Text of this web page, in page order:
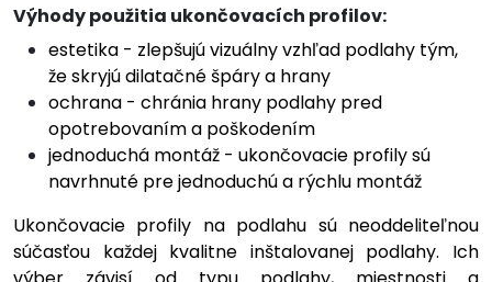
Výhody použitia ukončovacích profilov:
estetika - zlepšujú vizuálny vzhľad podlahy tým,
že skryjú dilatačné špáry a hrany
ochrana - chránia hrany podlahy pred
opotrebovaním a poškodením
jednoduchá montáž - ukončovacie profily sú
navrhnuté pre jednoduchú a rýchlu montáž
Ukončovacie profily na podlahu sú neoddeliteľnou
súčasťou každej kvalitne inštalovanej podlahy. Ich